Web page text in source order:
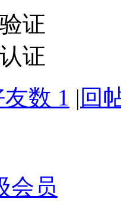
证
证
数 1 | 回
会员